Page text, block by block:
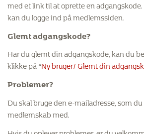
med et link til at oprette en
kan du logge ind på medlemssiden.
Glemt adgangskode?
Har du glemt din adgangskode, kan du
klikke på “Ny bruger/ Glemt din
Problemer?
Du skal bruge den e-mailadresse, som
medlemskab med.